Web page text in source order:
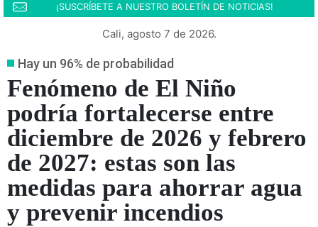
¡SUSCRÍBETE A NUESTRO BOLETÍN DE NOTICIAS!
Cali, agosto 7 de 2026.
Hay un 96% de probabilidad
Fenómeno de El Niño
podría fortalecerse entre
diciembre de 2026 y febrero
de 2027: estas son las
medidas para ahorrar agua
y prevenir incendios